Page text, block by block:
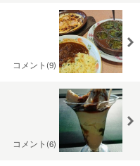
コメント(9)
コメント(6)